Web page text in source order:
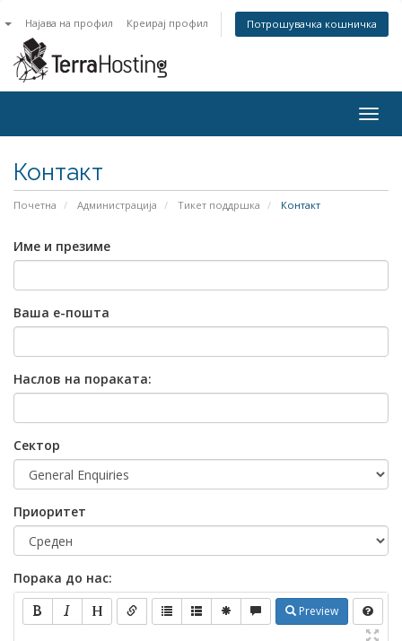
Најава на профил Креирај профил Потрошувачка кошничка
Контакт
Почетна Администрација Тикет поддршка Контакт
Име и презиме
Ваша е-пошта
Наслов на пораката:
Сектор
Приоритет
Порака до нас:
Preview